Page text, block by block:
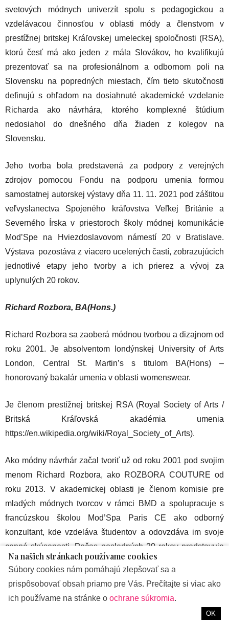
svetových módnych univerzít spolu s pedagogickou a
vzdelávacou činnosťou v oblasti módy a členstvom v
prestížnej britskej Kráľovskej umeleckej spoločnosti (RSA),
ktorú česť má ako jeden z mála Slovákov, ho kvalifikujú
prezentovať sa na profesionálnom a odbornom poli na
Slovensku na popredných miestach, čím tieto skutočnosti
definujú s ohľadom na dosiahnuté akademické vzdelanie
Richarda ako návrhára, ktorého komplexné štúdium
nedosiahol do dnešného dňa žiaden z kolegov na
Slovensku.
Jeho tvorba bola predstavená za podpory z verejných
zdrojov pomocou Fondu na podporu umenia formou
samostatnej autorskej výstavy dňa 11. 11. 2021 pod záštitou
veľvyslanectva Spojeného kráľovstva Veľkej Británie a
Severného Írska v priestoroch školy módnej komunikácie
Mod’Spe na Hviezdoslavovom námestí 20 v Bratislave.
Výstava pozostáva z viacero ucelených častí, zobrazujúcich
jednotlivé etapy jeho tvorby a ich prierez a vývoj za
uplynulých 20 rokov.
Richard Rozbora, BA(Hons.)
Richard Rozbora sa zaoberá módnou tvorbou a dizajnom od
roku 2001. Je absolventom londýnskej University of Arts
London, Central St. Martin’s s titulom BA(Hons) –
honorovaný bakalár umenia v oblasti womenswear.
Je členom prestížnej britskej RSA (Royal Society of Arts /
Britská Kráľovská akadémia umenia
https://en.wikipedia.org/wiki/Royal_Society_of_Arts).
Ako módny návrhár začal tvoriť už od roku 2001 pod svojim
menom Richard Rozbora, ako ROZBORA COUTURE od
roku 2013. V akademickej oblasti je členom komisie pre
mladých módnych tvorcov v rámci BMD a spolupracuje s
francúzskou školou Mod’Spa Paris CE ako odborný
konzultant, kde vzdeláva študentov a odovzdáva im svoje
cenné skúsenosti. Počas posledných 20 rokov predstavuje
kolekcie v Bratislave a tiež posledných 7 rokov bol
každoročne na viedenskom týždni módy až do vypuknutia
celosvetovej pandémie. Počas minulých rokov mal okrem
toho autorské prehliadky aj v Prahe, Paríži, Nikózii,
Londýne, Oslo a v ďalších miestach a mestách na
Na našich stránkach používame cookies
Súbory cookies nám pomáhajú zlepšovať sa a
prispôsobovať obsah priamo pre Vás. Prečítajte si viac ako
ich používame na stránke o ochrane súkromia.
OK